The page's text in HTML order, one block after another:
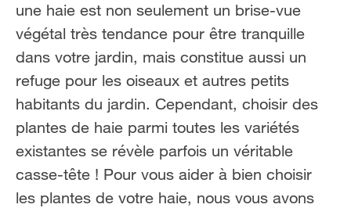
une haie est non seulement un brise-vue
végétal très tendance pour être tranquille
dans votre jardin, mais constitue aussi un
refuge pour les oiseaux et autres petits
habitants du jardin. Cependant, choisir des
plantes de haie parmi toutes les variétés
existantes se révèle parfois un véritable
casse-tête ! Pour vous aider à bien choisir
les plantes de votre haie, nous vous avons